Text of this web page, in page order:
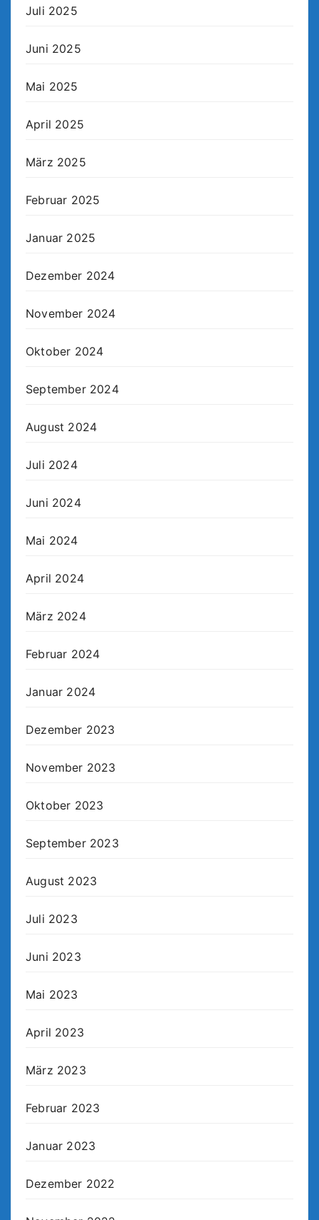
Juli 2025
Juni 2025
Mai 2025
April 2025
März 2025
Februar 2025
Januar 2025
Dezember 2024
November 2024
Oktober 2024
September 2024
August 2024
Juli 2024
Juni 2024
Mai 2024
April 2024
März 2024
Februar 2024
Januar 2024
Dezember 2023
November 2023
Oktober 2023
September 2023
August 2023
Juli 2023
Juni 2023
Mai 2023
April 2023
März 2023
Februar 2023
Januar 2023
Dezember 2022